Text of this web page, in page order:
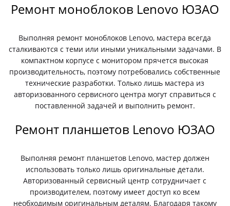
Ремонт моноблоков Lenovo ЮЗАО
Выполняя ремонт моноблоков Lenovo, мастера всегда
сталкиваются с теми или иными уникальными задачами. В
компактном корпусе с монитором прячется высокая
производительность, поэтому потребовались собственные
технические разработки. Только лишь мастера из
авторизованного сервисного центра могут справиться с
поставленной задачей и выполнить ремонт.
Ремонт планшетов Lenovo ЮЗАО
Выполняя ремонт планшетов Lenovo, мастер должен
использовать только лишь оригинальные детали.
Авторизованный сервисный центр сотрудничает с
производителем, поэтому имеет доступ ко всем
необходимым оригинальным деталям. Благодаря такому